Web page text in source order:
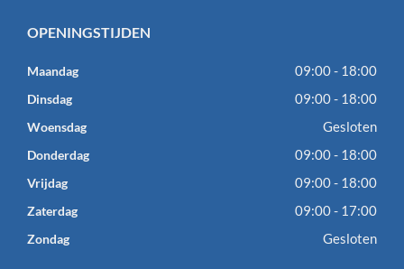
OPENINGSTIJDEN
Maandag 09:00 - 18:00
Dinsdag 09:00 - 18:00
Woensdag Gesloten
Donderdag 09:00 - 18:00
Vrijdag 09:00 - 18:00
Zaterdag 09:00 - 17:00
Zondag Gesloten